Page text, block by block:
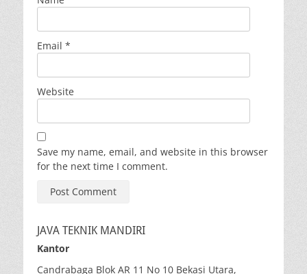
Email *
Website
Save my name, email, and website in this browser
for the next time I comment.
JAVA TEKNIK MANDIRI
Kantor
Candrabaga Blok AR 11 No 10 Bekasi Utara,